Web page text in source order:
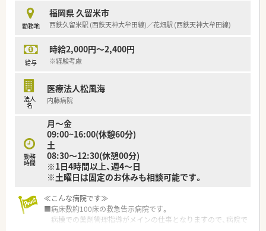
勤務地
福岡県 久留米市
西鉄久留米駅 (西鉄天神大牟田線)／花畑駅 (西鉄天神大牟田線)
給与
時給2,000円～2,400円
※経験考慮
法人
名
医療法人松風海
内藤病院
勤務
時間
月～金
09:00~16:00(休憩60分)
土
08:30～12:30(休憩00分)
※1日4時間以上、週4～日
※土曜日は固定のお休みも相談可能です。
≪こんな病院です≫
■病床数約100床の救急告示病院です。
病棟での薬剤管理指導がメインの仕事となりますので、病院で